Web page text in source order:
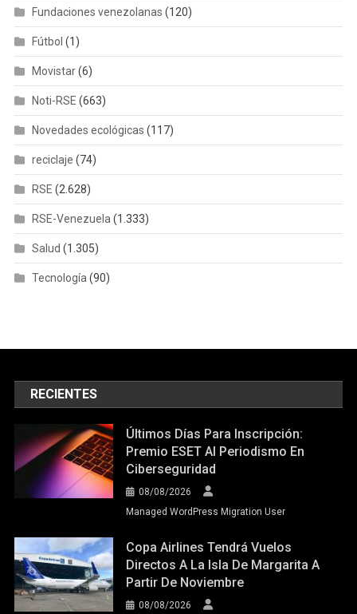
Fundaciones venezolanas (120)
Fútbol (1)
Movistar(6)
Noti-RSE (663)
Novedades ecológicas (117)
reciclaje (74)
RSE (2.628)
RSE-Venezuela (1.333)
Salud (1.305)
Tecnología (90)
RECIENTES
Últimos Días Para Inscripción:
Premio ESET Al Periodismo En
Ciberseguridad
08/08/2026
Managed WordPress Migration User
Copa Airlines Tendrá Vuelos
Directos A La Isla De Margarita A
Partir De Noviembre
08/08/2026